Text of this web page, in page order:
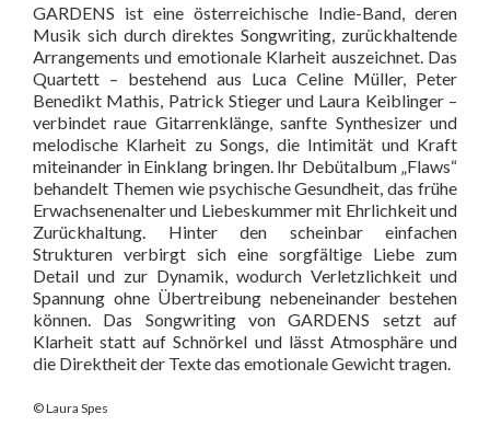
GARDENS ist eine österreichische Indie-Band, deren
Musik sich durch direktes Songwriting, zurückhaltende
Arrangements und emotionale Klarheit auszeichnet. Das
Quartett – bestehend aus Luca Celine Müller, Peter
Benedikt Mathis, Patrick Stieger und Laura Keiblinger –
verbindet raue Gitarrenklänge, sanfte Synthesizer und
melodische Klarheit zu Songs, die Intimität und Kraft
miteinander in Einklang bringen. Ihr Debütalbum „Flaws“
behandelt Themen wie psychische Gesundheit, das frühe
Erwachsenenalter und Liebeskummer mit Ehrlichkeit und
Zurückhaltung. Hinter den scheinbar einfachen
Strukturen verbirgt sich eine sorgfältige Liebe zum
Detail und zur Dynamik, wodurch Verletzlichkeit und
Spannung ohne Übertreibung nebeneinander bestehen
können. Das Songwriting von GARDENS setzt auf
Klarheit statt auf Schnörkel und lässt Atmosphäre und
die Direktheit der Texte das emotionale Gewicht tragen.
© Laura Spes